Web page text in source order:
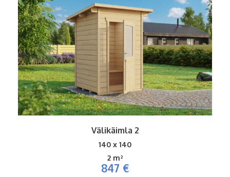
Välikäimla 2
140 x 140
2 m²
847 €